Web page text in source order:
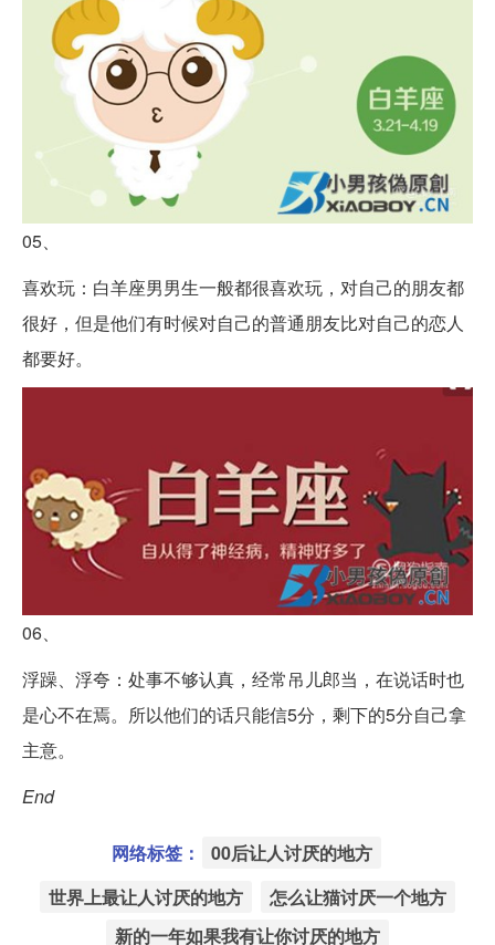
05、
喜欢玩：白羊座男男生一般都很喜欢玩，对自己的朋友都
很好，但是他们有时候对自己的普通朋友比对自己的恋人
都要好。
06、
浮躁、浮夸：处事不够认真，经常吊儿郎当，在说话时也
是心不在焉。所以他们的话只能信5分，剩下的5分自己拿
主意。
End
网络标签：
00后让人讨厌的地方
世界上最让人讨厌的地方
怎么让猫讨厌一个地方
新的一年如果我有让你讨厌的地方